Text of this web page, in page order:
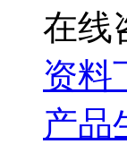
在线
资料
产品